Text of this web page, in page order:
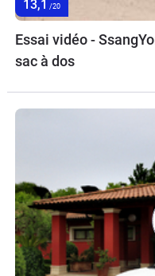
13,1 /20
Essai vidéo -
sac à dos